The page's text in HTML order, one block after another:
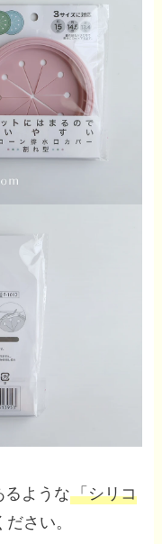
るような「シリコ
さい。